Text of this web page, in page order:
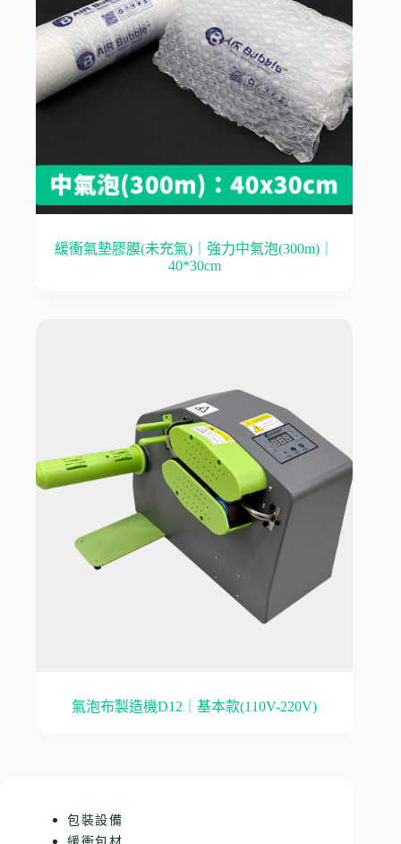
緩衝氣墊膠膜(未充氣)｜強力中氣泡(300m)｜
40*30cm
氣泡布製造機D12｜基本款(110V-220V)
包裝設備